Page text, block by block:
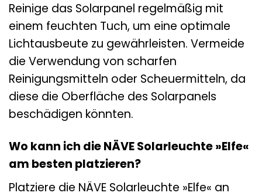
Reinige das Solarpanel regelmäßig mit
einem feuchten Tuch, um eine optimale
Lichtausbeute zu gewährleisten. Vermeide
die Verwendung von scharfen
Reinigungsmitteln oder Scheuermitteln, da
diese die Oberfläche des Solarpanels
beschädigen könnten.
Wo kann ich die NÄVE Solarleuchte »Elfe«
am besten platzieren?
Platziere die NÄVE Solarleuchte »Elfe« an